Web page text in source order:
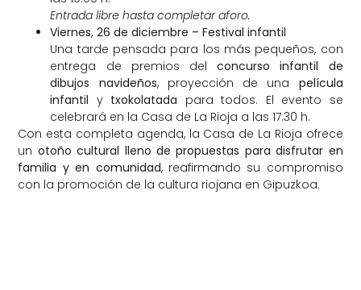
Entrada libre hasta completar aforo.
Viernes, 26 de diciembre – Festival infantil
Una tarde pensada para los más pequeños, con
entrega de premios delconcurso infantil de
dibujos navideños, proyección de una película
infantil y txokolatada para todos. El evento se
celebrará en la Casa de La Rioja a las 17:30 h.
Con esta completa agenda, la Casa de La Rioja ofrece
un otoño cultural lleno de propuestas para disfrutar en
familia y en comunidad, reafirmando su compromiso
con la promoción de la cultura riojana en Gipuzkoa.